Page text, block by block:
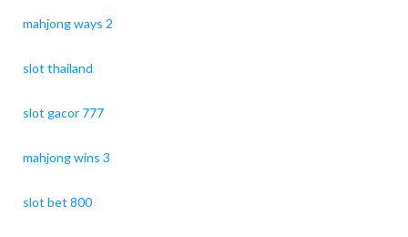
mahjong ways 2
slot thailand
slot gacor 777
mahjong wins 3
slot bet 800